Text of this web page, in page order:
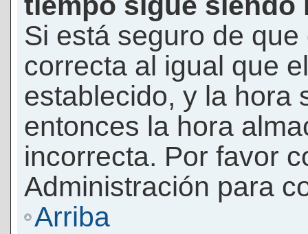
Si está seguro de
correcta al igual que
establecido, y la hora
entonces la hora
incorrecta. Por favor
Administración para
Arriba